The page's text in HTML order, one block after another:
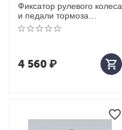
Фиксатор рулевого колеса
и педали тормоза
МАСТАК 109-50004C
4 560₽